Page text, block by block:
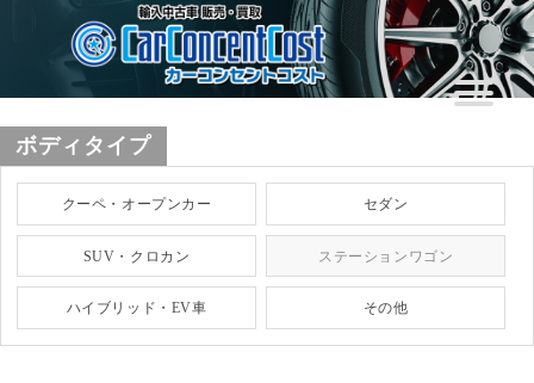
ボディタイプ
クーペ・オープンカー セダン
SUV・クロカン ステーションワゴン
ハイブリッド・EV車 その他